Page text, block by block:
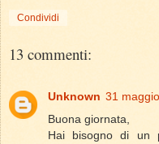
Condividi
13 commenti:
Unknown 31
Buona giornata,
Hai bisogno di un